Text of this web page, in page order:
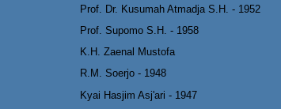
Prof. Dr. Kusumah Atmadja S.H. - 1952
Prof. Supomo S.H. - 1958
K.H. Zaenal Mustofa
R.M. Soerjo - 1948
Kyai Hasjim Asj'ari - 1947